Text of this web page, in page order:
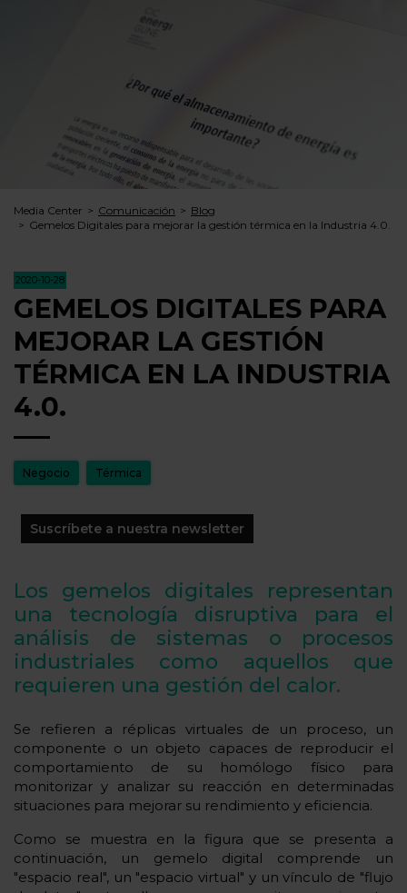
Media Center Comunicación
Blog
Gemelos Digitales para mejorar la gestión térmica en la Industria 4.0.
2020-10-28
GEMELOS DIGITALES PARA
MEJORAR LA GESTIÓN
TÉRMICA EN LA INDUSTRIA
4.0.
Negocio Térmica
Suscríbete a nuestra newsletter
Los gemelos digitales representan
una tecnología disruptiva para el
análisis de sistemas o procesos
industriales como aquellos que
requieren una gestión del calor.
Se refieren a réplicas virtuales de un proceso, un
componente o un objeto capaces de reproducir el
comportamiento de su homólogo físico para
monitorizar y analizar su reacción en determinadas
situaciones para mejorar su rendimiento y eficiencia.
Como se muestra en la figura que se presenta a
continuación, un gemelo digital comprende un
"espacio real", un "espacio virtual" y un vínculo de "flujo